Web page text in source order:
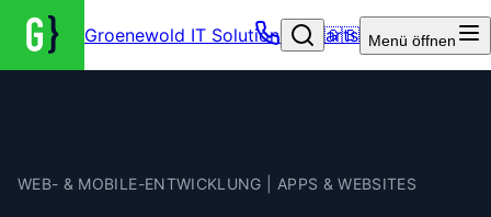
Groenewold IT Solutions – Startseite
🇬🇧 Menü öffnen
WEB- & MOBILE-ENTWICKLUNG | APPS & WEBSITES